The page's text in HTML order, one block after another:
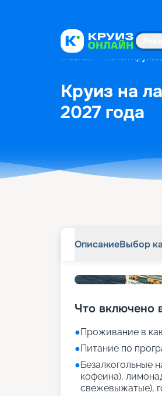
Главная Поиск
Круиз на
2027 года
ОписаниеВыбор
Что включено
●Проживание в
●Питание по
●Безалкогольные
кофеина),
свежевыжатые),